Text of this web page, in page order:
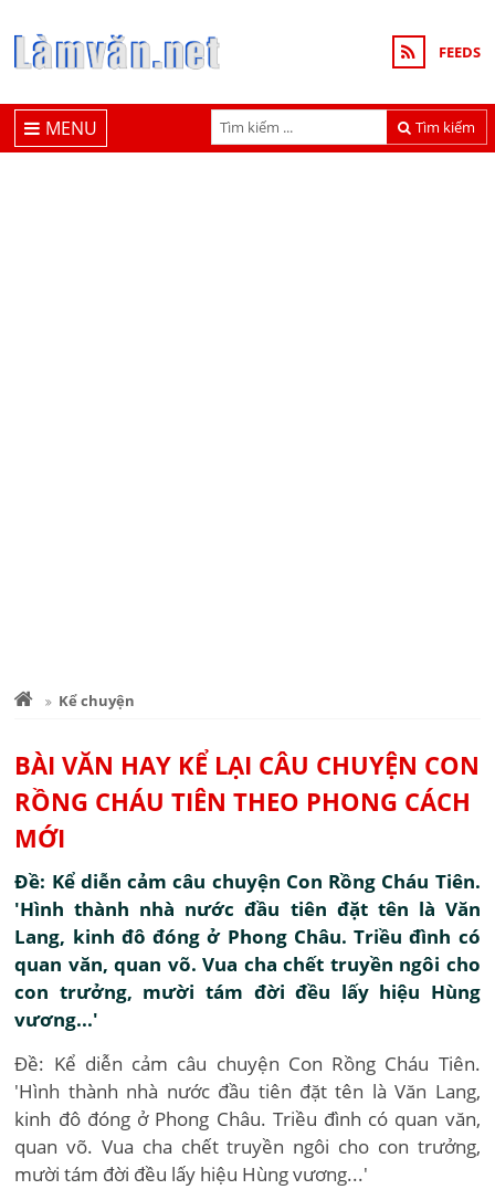
FEEDS
Tìm kiếm
MENU
Kể chuyện
BÀI VĂN HAY KỂ LẠI CÂU CHUYỆN CON
RỒNG CHÁU TIÊN THEO PHONG CÁCH
MỚI
Đề: Kể diễn cảm câu chuyện Con Rồng Cháu Tiên.
'Hình thành nhà nước đầu tiên đặt tên là Văn
Lang, kinh đô đóng ở Phong Châu. Triều đình có
quan văn, quan võ. Vua cha chết truyền ngôi cho
con trưởng, mười tám đời đều lấy hiệu Hùng
vương...'
Đề: Kể diễn cảm câu chuyện Con Rồng Cháu Tiên.
'Hình thành nhà nước đầu tiên đặt tên là Văn Lang,
kinh đô đóng ở Phong Châu. Triều đình có quan văn,
quan võ. Vua cha chết truyền ngôi cho con trưởng,
mười tám đời đều lấy hiệu Hùng vương...'